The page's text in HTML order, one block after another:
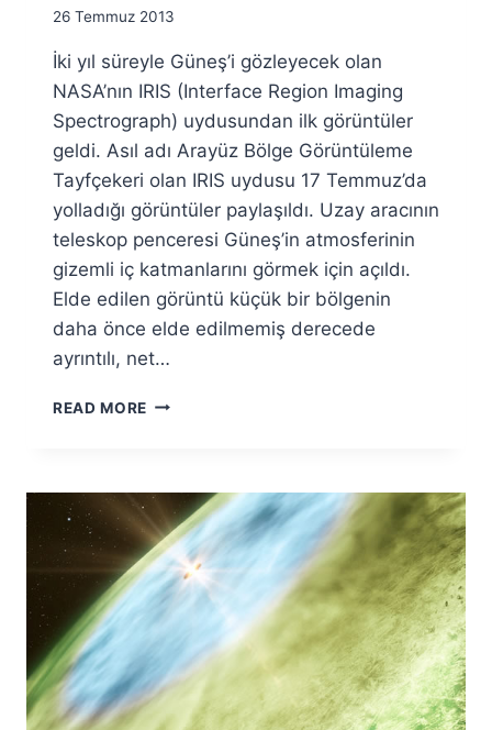
By
Fuat
Özyar
26 Temmuz 2013
İki yıl süreyle Güneş’i gözleyecek olan
NASA’nın IRIS (Interface Region Imaging
Spectrograph) uydusundan ilk görüntüler
geldi. Asıl adı Arayüz Bölge Görüntüleme
Tayfçekeri olan IRIS uydusu 17 Temmuz’da
yolladığı görüntüler paylaşıldı. Uzay aracının
teleskop penceresi Güneş’in atmosferinin
gizemli iç katmanlarını görmek için açıldı.
Elde edilen görüntü küçük bir bölgenin
daha önce elde edilmemiş derecede
ayrıntılı, net…
READ MORE IRIS